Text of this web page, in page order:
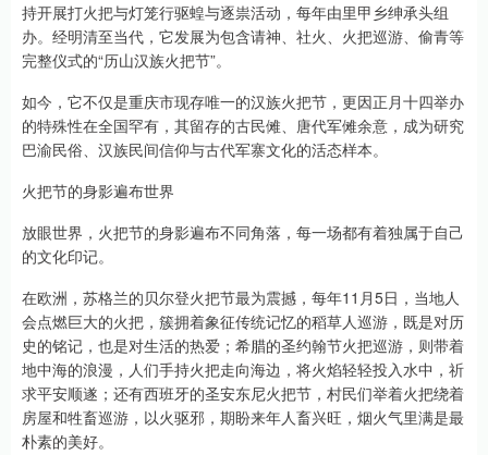
持开展打火把与灯笼行驱蝗与逐祟活动，每年由里甲乡绅承头组
办。经明清至当代，它发展为包含请神、社火、火把巡游、偷青等
完整仪式的“历山汉族火把节”。
如今，它不仅是重庆市现存唯一的汉族火把节，更因正月十四举办
的特殊性在全国罕有，其留存的古民傩、唐代军傩余意，成为研究
巴渝民俗、汉族民间信仰与古代军寨文化的活态样本。
火把节的身影遍布世界
放眼世界，火把节的身影遍布不同角落，每一场都有着独属于自己
的文化印记。
在欧洲，苏格兰的贝尔登火把节最为震撼，每年11月5日，当地人
会点燃巨大的火把，簇拥着象征传统记忆的稻草人巡游，既是对历
史的铭记，也是对生活的热爱；希腊的圣约翰节火把巡游，则带着
地中海的浪漫，人们手持火把走向海边，将火焰轻轻投入水中，祈
求平安顺遂；还有西班牙的圣安东尼火把节，村民们举着火把绕着
房屋和牲畜巡游，以火驱邪，期盼来年人畜兴旺，烟火气里满是最
朴素的美好。